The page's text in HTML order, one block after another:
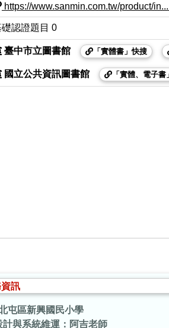
https://www.sanmin.com.tw/product/
礎認證題目 0
臺中市立圖書館 「實體書」快搜
國立公共資訊圖書館 「實體、電子書
訊
屯區新興國民小學
與系統維運：阿吉老師